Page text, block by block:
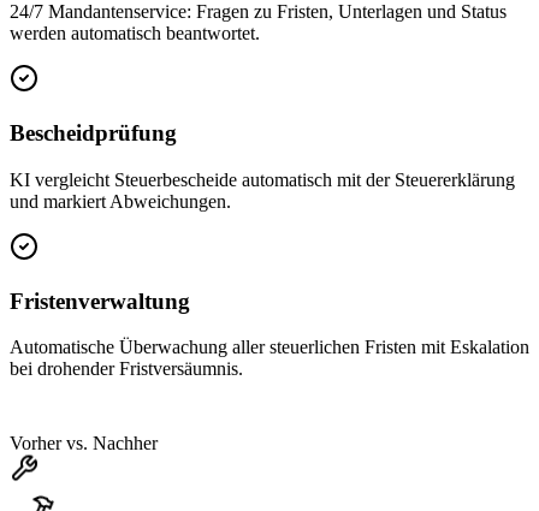
24/7 Mandantenservice: Fragen zu Fristen, Unterlagen und Status
werden automatisch beantwortet.
Bescheidprüfung
KI vergleicht Steuerbescheide automatisch mit der Steuererklärung
und markiert Abweichungen.
Fristenverwaltung
Automatische Überwachung aller steuerlichen Fristen mit Eskalation
bei drohender Fristversäumnis.
Vorher vs. Nachher